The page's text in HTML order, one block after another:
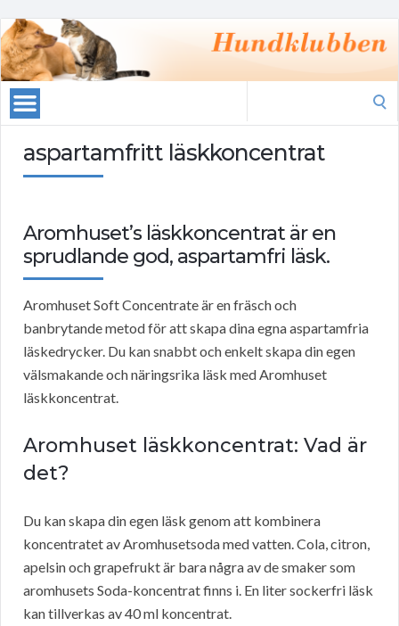
aspartamfritt läskkoncentrat
Aromhuset’s läskkoncentrat är en
sprudlande god, aspartamfri läsk.
Aromhuset Soft Concentrate är en fräsch och
banbrytande metod för att skapa dina egna aspartamfria
läskedrycker. Du kan snabbt och enkelt skapa din egen
välsmakande och näringsrika läsk med Aromhuset
läskkoncentrat.
Aromhuset läskkoncentrat: Vad är
det?
Du kan skapa din egen läsk genom att kombinera
koncentratet av Aromhusetsoda med vatten. Cola, citron,
apelsin och grapefrukt är bara några av de smaker som
aromhusets Soda-koncentrat finns i. En liter sockerfri läsk
kan tillverkas av 40 ml koncentrat.